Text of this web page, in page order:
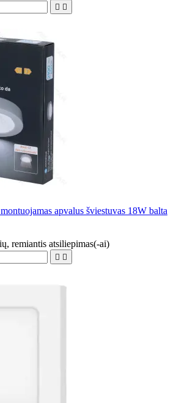
 
apvalus šviestuvas 18W balta
remiantis atsiliepimas(-ai)
 